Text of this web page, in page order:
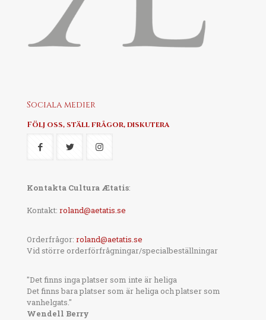
Sociala medier
Följ oss, ställ frågor, diskutera
Kontakta Cultura Ætatis:
Kontakt: roland@aetatis.se
Orderfrågor: roland@aetatis.se
Vid större orderförfrågningar/specialbeställningar
"Det finns inga platser som inte är heliga
Det finns bara platser som är heliga och platser som
vanhelgats."
Wendell Berry